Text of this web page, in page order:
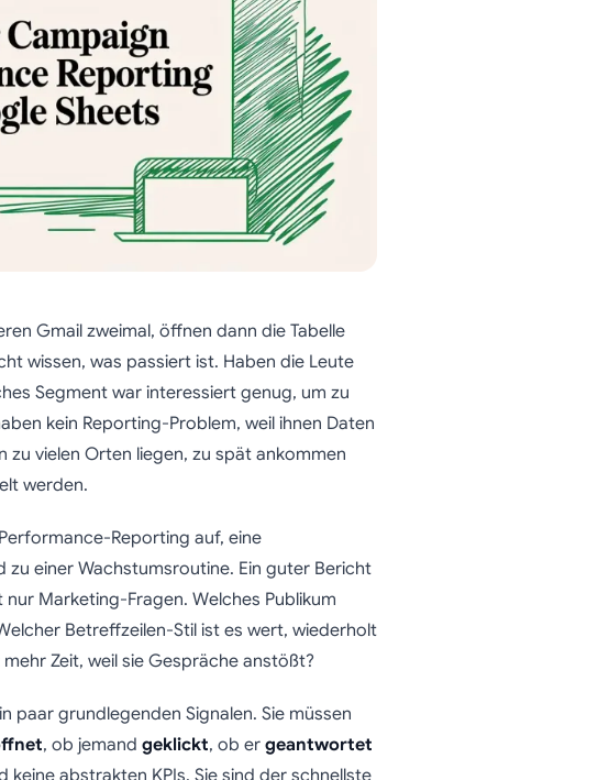
Gmail zweimal, öffnen dann die Tabelle
wissen, was passiert ist. Haben die Leute
Segment war interessiert genug, um zu
kein Reporting-Problem, weil ihnen Daten
zu vielen Orten liegen, zu spät ankommen
werden.
Reporting auf, eine
einer Wachstumsroutine. Ein guter Bericht
Marketing-Fragen. Welches Publikum
Betreffzeilen-Stil ist es wert, wiederholt
Zeit, weil sie Gespräche anstößt?
paar grundlegenden Signalen. Sie müssen
, ob jemand geklickt, ob er geantwortet